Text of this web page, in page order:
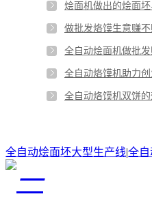
全自动烩面机做批
全自动烙馍机助力
全自动烙馍机双饼的
全自动烩面坯大型生产线|全